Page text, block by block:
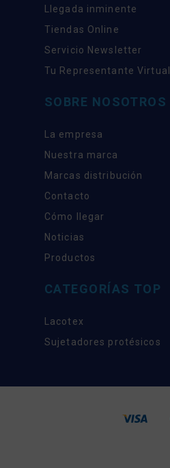
Llegada inminente
Tiendas Online
Servicio Newsletter
Tu Representante Virtual
SOBRE NOSOTROS
La empresa
Nuestra marca
Marcas distribución
Contacto
Cómo llegar
Noticias
Productos
CATEGORÍAS TOP
Lacotex
Sujetadores protésicos